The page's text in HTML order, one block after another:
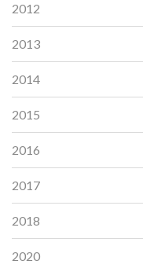
2012
2013
2014
2015
2016
2017
2018
2020